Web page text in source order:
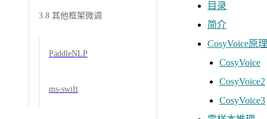
3.8 其他框架微调
PaddleNLP
ms-swift
目录
简介
CosyVoice原理
CosyVoice
CosyVoice2
CosyVoice3